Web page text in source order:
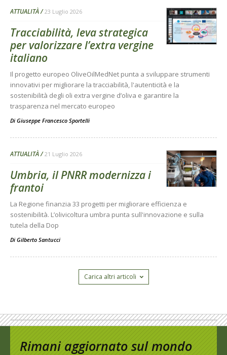
ATTUALITÀ 23 Luglio 2026
Tracciabilità, leva strategica
per valorizzare l’extra vergine
italiano
Il progetto europeo OliveOilMedNet punta a sviluppare strumenti
innovativi per migliorare la tracciabilità, l'autenticità e la
sostenibilità degli oli extra vergine d’oliva e garantire la
trasparenza nel mercato europeo
Di Giuseppe Francesco Sportelli
ATTUALITÀ 21 Luglio 2026
Umbria, il PNRR modernizza i
frantoi
La Regione finanzia 33 progetti per migliorare efficienza e
sostenibilità. L’olivicoltura umbra punta sull'innovazione e sulla
tutela della Dop
Di Gilberto Santucci
Carica altri articoli
Rimani aggiornato sul mondo